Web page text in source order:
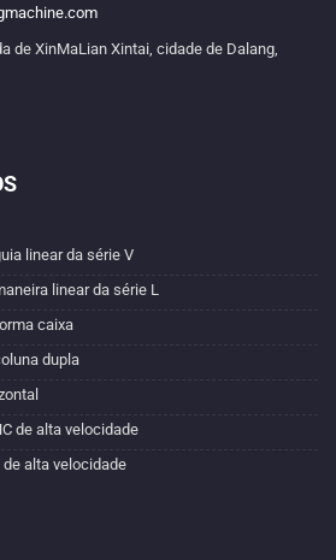
de XinMaLian Xintai, cidade de Dalang,
linear da série V
linear da série L
caixa
dupla
de alta velocidade
alta velocidade